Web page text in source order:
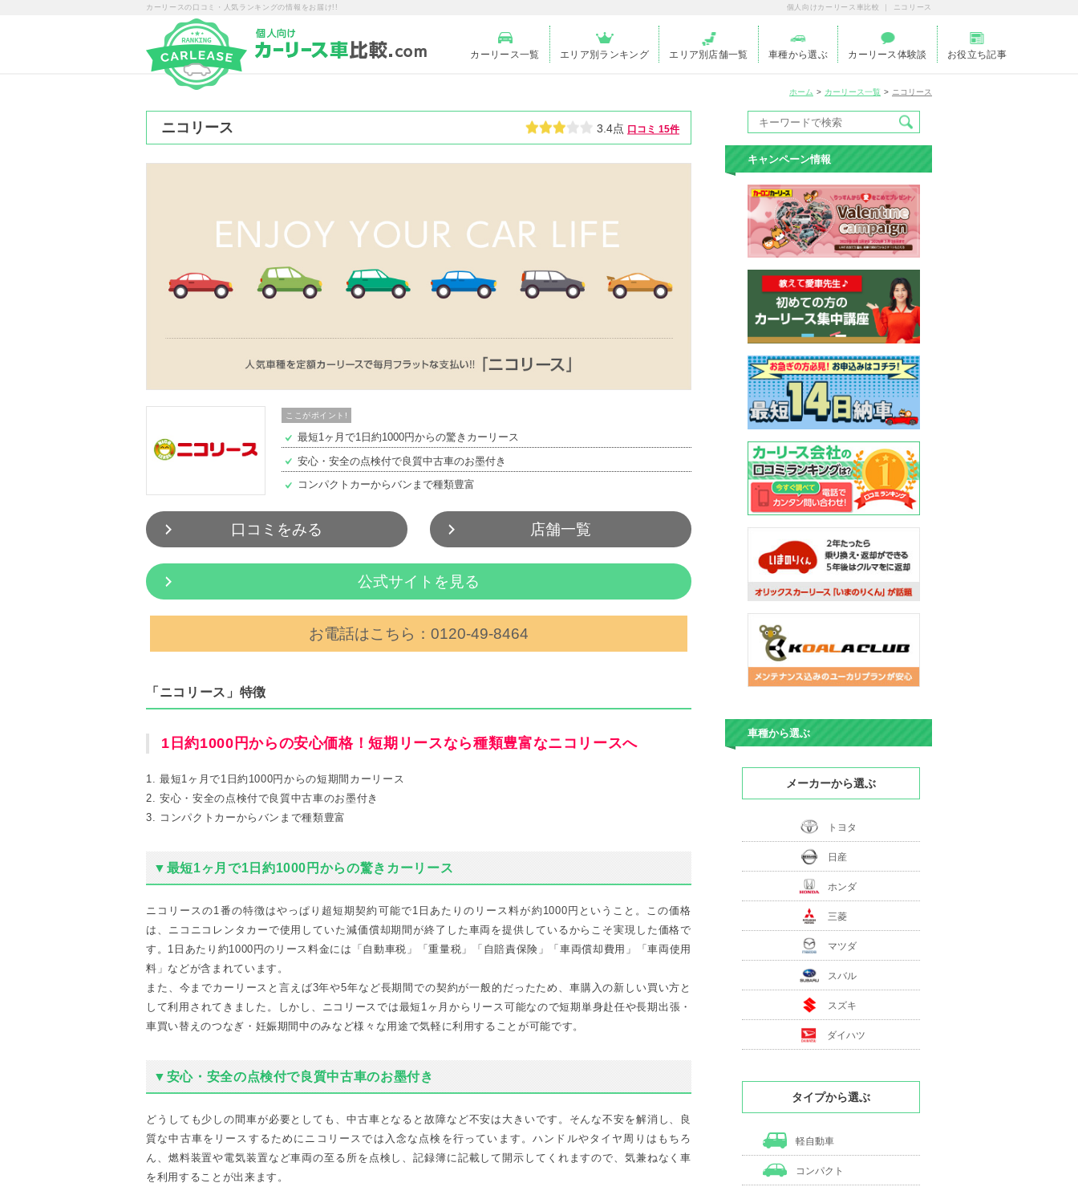
カーリースの口コミ・人気ランキングの情報をお届け!! 個人向けカーリース車比較 ｜ ニコリース
カーリース一覧 エリア別ランキング エリア別店舗一覧 車種から選ぶ カーリース体験談 お役立ち記事
ホーム カーリース一覧 ニコリース
ニコリース 3.4点 口コミ 15件
ここがポイント!
最短1ヶ月で1日約1000円からの驚きカーリース
安心・安全の点検付で良質中古車のお墨付き
コンパクトカーからバンまで種類豊富
口コミをみる 店舗一覧
公式サイトを見る
お電話はこちら：0120‐49‐8464
「ニコリース」特徴
1日約1000円からの安心価格！短期リースなら種類豊富なニコリースへ
1. 最短1ヶ月で1日約1000円からの短期間カーリース
2. 安心・安全の点検付で良質中古車のお墨付き
3. コンパクトカーからバンまで種類豊富
▼最短1ヶ月で1日約1000円からの驚きカーリース
ニコリースの1番の特徴はやっぱり超短期契約可能で1日あたりのリース料が約1000円ということ。この価格
は、ニコニコレンタカーで使用していた減価償却期間が終了した車両を提供しているからこそ実現した価格で
す。1日あたり約1000円のリース料金には「自動車税」「重量税」「自賠責保険」「車両償却費用」「車両使用
料」などが含まれています。
また、今までカーリースと言えば3年や5年など長期間での契約が一般的だったため、車購入の新しい買い方と
して利用されてきました。しかし、ニコリースでは最短1ヶ月からリース可能なので短期単身赴任や長期出張・
車買い替えのつなぎ・妊娠期間中のみなど様々な用途で気軽に利用することが可能です。
▼安心・安全の点検付で良質中古車のお墨付き
どうしても少しの間車が必要としても、中古車となると故障など不安は大きいです。そんな不安を解消し、良
質な中古車をリースするためにニコリースでは入念な点検を行っています。ハンドルやタイヤ周りはもちろ
ん、燃料装置や電気装置など車両の至る所を点検し、記録簿に記載して開示してくれますので、気兼ねなく車
を利用することが出来ます。
キャンペーン情報
車種から選ぶ
メーカーから選ぶ
トヨタ
日産
ホンダ
三菱
マツダ
スバル
スズキ
ダイハツ
タイプから選ぶ
軽自動車
コンパクト